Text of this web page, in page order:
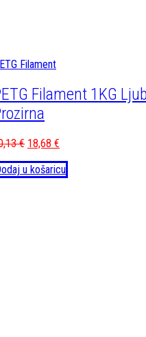
Filament
Filament 1KG
€ 18,68 €
u košaricu